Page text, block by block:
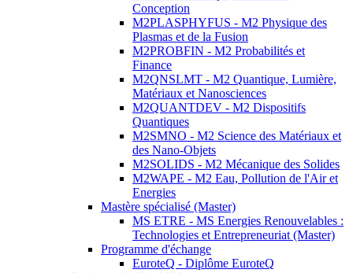
Conception
M2PLASPHYFUS - M2 Physique des
Plasmas et de la Fusion
M2PROBFIN - M2 Probabilités et
Finance
M2QNSLMT - M2 Quantique, Lumière,
Matériaux et Nanosciences
M2QUANTDEV - M2 Dispositifs
Quantiques
M2SMNO - M2 Science des Matériaux et
des Nano-Objets
M2SOLIDS - M2 Mécanique des Solides
M2WAPE - M2 Eau, Pollution de l'Air et
Energies
Mastère spécialisé (Master)
MS ETRE - MS Energies Renouvelables :
Technologies et Entrepreneuriat (Master)
Programme d'échange
EuroteQ - Diplôme EuroteQ